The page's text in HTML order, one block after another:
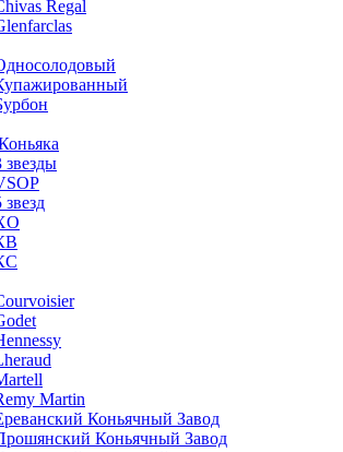
Regal
звезды
звезд
Martin
Коньячный Завод
Коньячный Завод